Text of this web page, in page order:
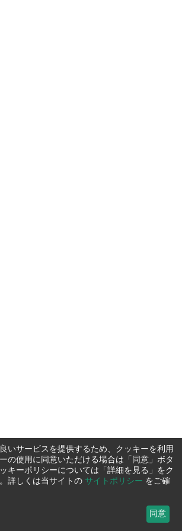
いサービスを提供するため、クッキーを利用
の使用に同意いただける場合は「同意」ボタ
キーポリシーについては「詳細を見る」をク
詳しくは当サイトの サイトポリシー をご確
同意